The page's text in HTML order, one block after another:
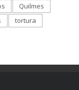
Quilmes
tortura